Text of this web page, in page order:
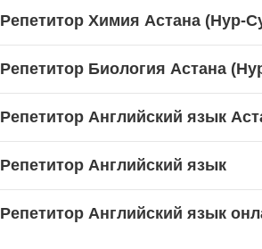
Репетитор Химия Астана (Нур-
Репетитор Биология Астана
Репетитор Английский язык
Репетитор Английский язык
Репетитор Английский язык